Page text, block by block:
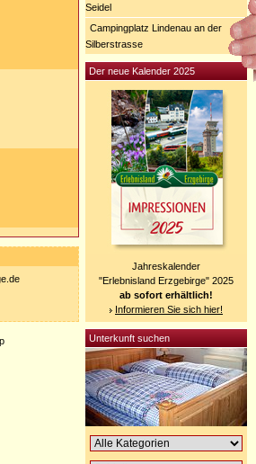
Seidel
Campingplatz Lindenau an der
Silberstrasse
Der neue Kalender 2025
Jahreskalender
"Erlebnisland Erzgebirge" 2025
ab sofort erhältlich!
Informieren Sie sich hier!
Unterkunft suchen